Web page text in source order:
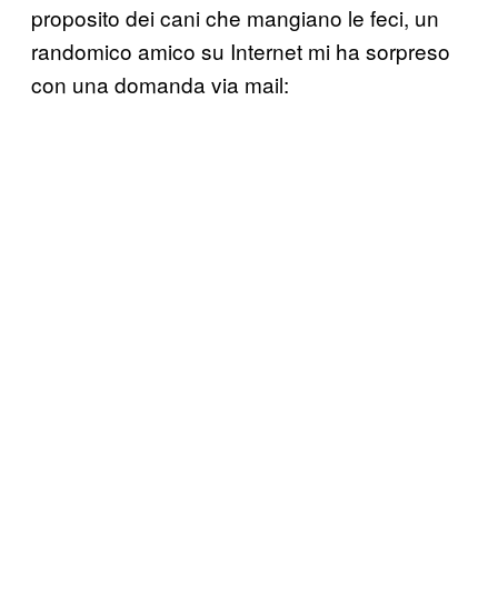
proposito dei cani che mangiano le feci, un
randomico amico su Internet mi ha sorpreso
con una domanda via mail: